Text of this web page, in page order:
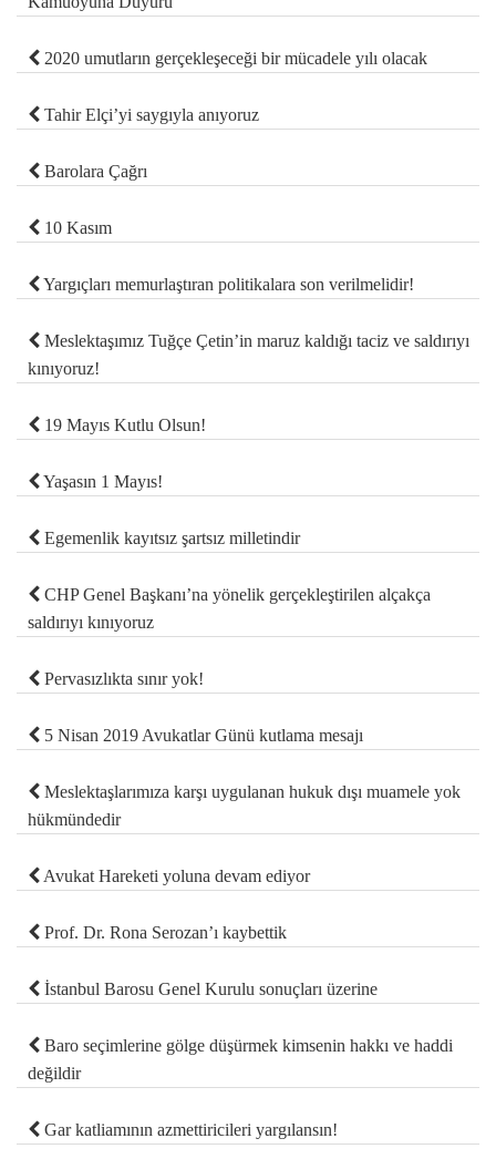
2020 umutların gerçekleşeceği bir mücadele yılı olacak
Tahir Elçi’yi saygıyla anıyoruz
Barolara Çağrı
10 Kasım
Yargıçları memurlaştıran politikalara son verilmelidir!
Meslektaşımız Tuğçe Çetin’in maruz kaldığı taciz ve saldırıyı
kınıyoruz!
19 Mayıs Kutlu Olsun!
Yaşasın 1 Mayıs!
Egemenlik kayıtsız şartsız milletindir
CHP Genel Başkanı’na yönelik gerçekleştirilen alçakça
saldırıyı kınıyoruz
Pervasızlıkta sınır yok!
5 Nisan 2019 Avukatlar Günü kutlama mesajı
Meslektaşlarımıza karşı uygulanan hukuk dışı muamele yok
hükmündedir
Avukat Hareketi yoluna devam ediyor
Prof. Dr. Rona Serozan’ı kaybettik
İstanbul Barosu Genel Kurulu sonuçları üzerine
Baro seçimlerine gölge düşürmek kimsenin hakkı ve haddi
değildir
Gar katliamının azmettiricileri yargılansın!